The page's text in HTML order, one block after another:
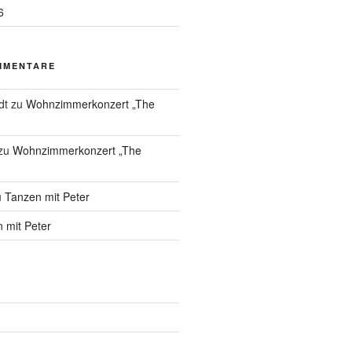
zu Wohnzimmerkonzert „The
Wohnzimmerkonzert „The
Tanzen mit Peter
mit Peter